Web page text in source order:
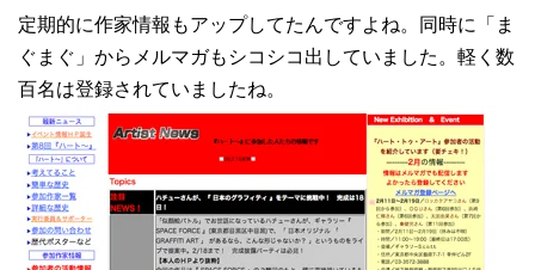
定期的に作家情報もアップしてたんですよね。同時に「ま
ぐまぐ」からメルマガもシコシコ出していました。軽く数
百名は登録されていましたね。